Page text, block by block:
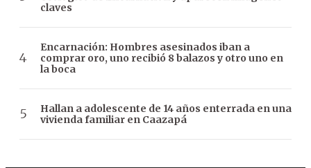
claves
Encarnación: Hombres asesinados iban a
comprar oro, uno recibió 8 balazos y otro uno en
la boca
Hallan a adolescente de 14 años enterrada en una
vivienda familiar en Caazapá